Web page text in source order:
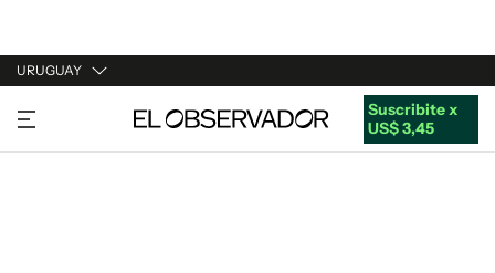
URUGUAY
URUGUAY
ARGENTINA
Suscribite x
US$ 3,45